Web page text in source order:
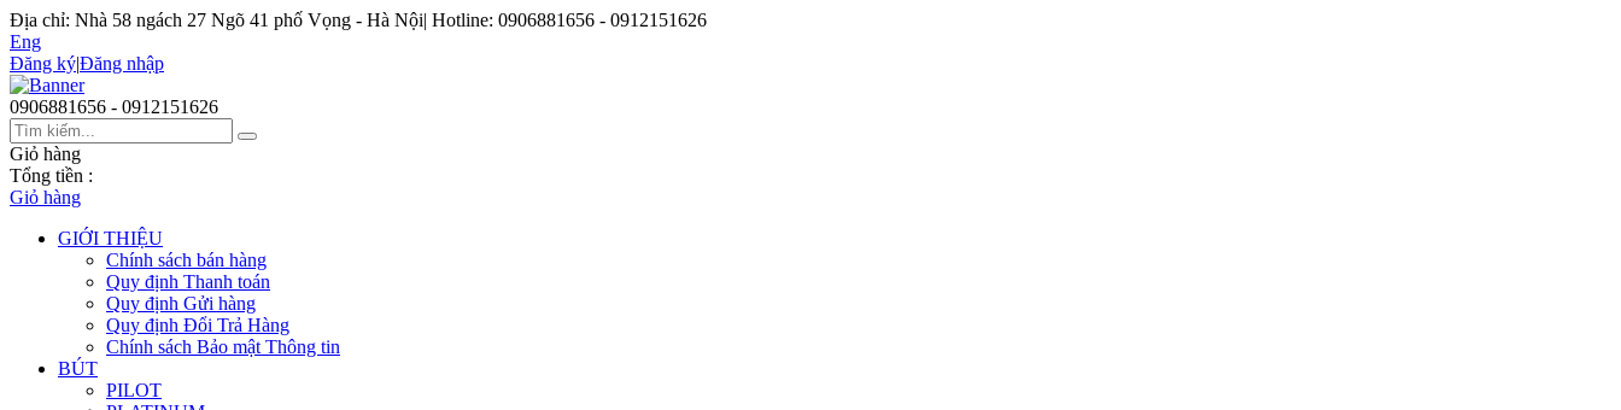
Địa chỉ: Nhà 58 ngách 27 Ngõ 41 phố Vọng - Hà Nội| Hotline: 0906881656 - 0912151626
Eng
Đăng ký|Đăng nhập
0906881656 - 0912151626
Giỏ hàng
Tổng tiền :
Giỏ hàng
GIỚI THIỆU
Chính sách bán hàng
Quy định Thanh toán
Quy định Gửi hàng
Quy định Đổi Trả Hàng
Chính sách Bảo mật Thông tin
BÚT
PILOT